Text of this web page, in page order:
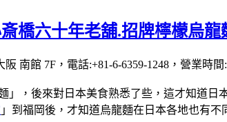
橋六十年老舖.招牌檸檬烏龍
南館 7F，電話:+81-6-6359-1248，營業時間
，後來對日本美食熟悉了些，這才知道
」到福岡後，才知道烏龍麵在日本各地也有